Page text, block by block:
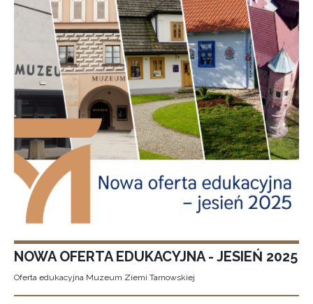
NOWA OFERTA EDUKACYJNA - JESIEŃ 2025
Oferta edukacyjna Muzeum Ziemi Tarnowskiej